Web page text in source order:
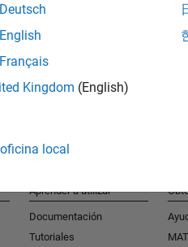
Deutsch
English
Français
Kingdom (English)
local
Aprender a utilizar
Documentación
Tutoriales